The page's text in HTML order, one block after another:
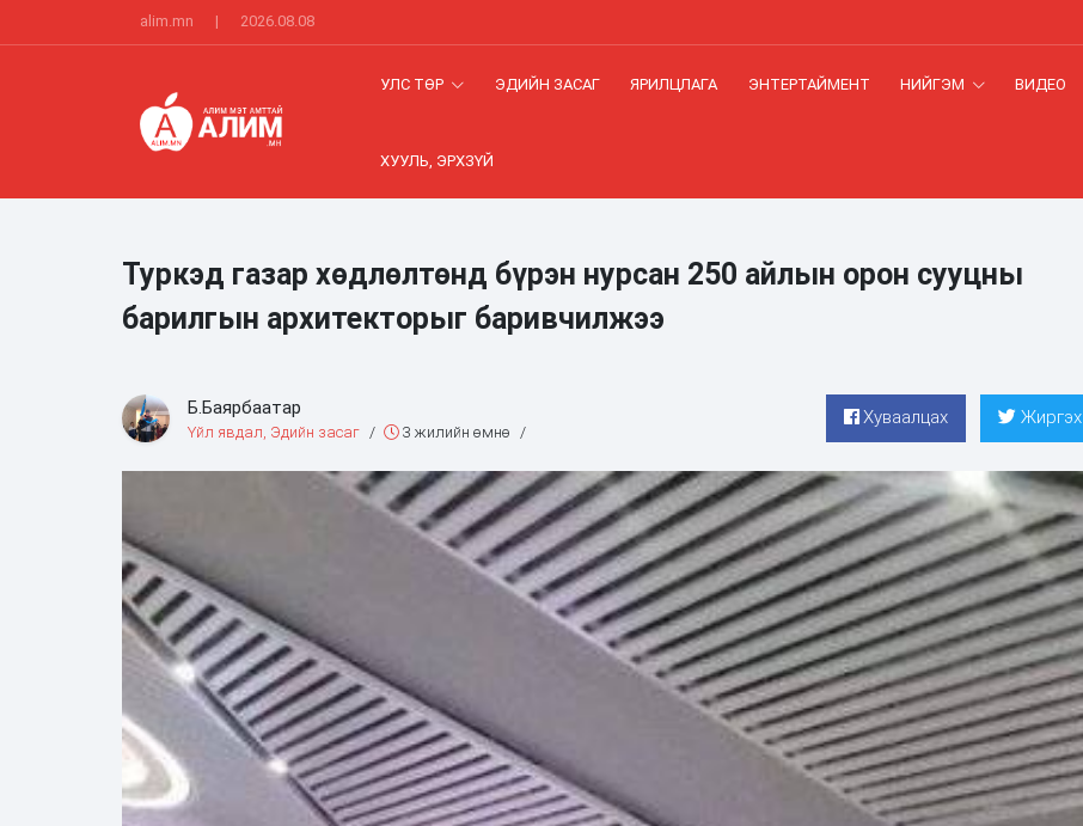
alim.mn | 2026.08.08
УЛС ТӨР ЭДИЙН ЗАСАГ ЯРИЛЦЛАГА ЭНТЕРТАЙМЕНТ НИЙГЭМ ВИДЕО
ХУУЛЬ, ЭРХЗҮЙ
Туркэд газар хөдлөлтөнд бүрэн нурсан 250 айлын орон сууцны
барилгын архитекторыг баривчилжээ
Б.Баярбаатар
Үйл явдал, Эдийн засаг / 3 жилийн өмнө /
Хуваалцах Жиргэх